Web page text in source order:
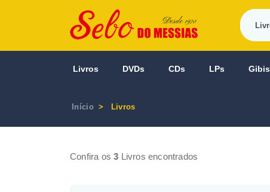
Livros DVDs CDs LPs Gibis
Início Livros
Confira os3 Livros encontrados